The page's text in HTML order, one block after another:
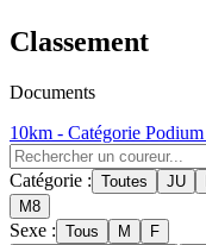
Classement
Documents
10km - Catégorie Podium
Catégorie : Toutes JU
M8
Sexe : Tous M
F